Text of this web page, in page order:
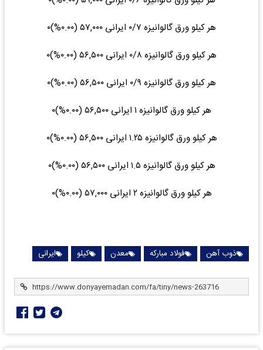
هر کیلو ورق گالوانیزه ۰/۷ ایرانی ۵۷,۰۰۰ (۰.۰۰%)۰
هر کیلو ورق گالوانیزه ۰/۸ ایرانی ۵۶,۵۰۰ (۰.۰۰%)۰
هر کیلو ورق گالوانیزه ۰/۹ ایرانی ۵۶,۵۰۰ (۰.۰۰%)۰
هر کیلو ورق گالوانیزه ۱ ایرانی ۵۶,۵۰۰ (۰.۰۰%)۰
هر کیلو ورق گالوانیزه ۱.۲۵ ایرانی ۵۶,۵۰۰ (۰.۰۰%)۰
هر کیلو ورق گالوانیزه ۱.۵ ایرانی ۵۶,۵۰۰ (۰.۰۰%)۰
هر کیلو ورق گالوانیزه ۲ ایرانی ۵۷,۰۰۰ (۰.۰۰%)۰
ذوب آهن فولاد مبارکه معدن کیلو ایرانی